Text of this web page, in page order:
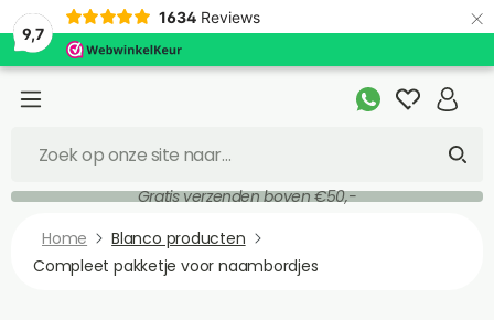
9,7
1634 Reviews ×
Gratis verzenden boven €50,-
Home
Blanco producten
Compleet pakketje voor naambordjes